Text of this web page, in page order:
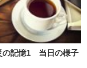
の記憶1 当日の様子